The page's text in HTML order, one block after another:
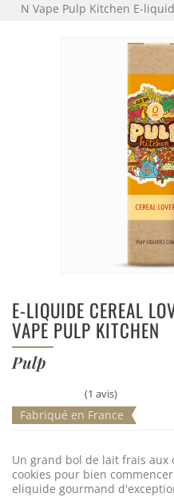
N Vape Pulp Kitchen E-
E-LIQUIDE CEREAL
VAPE PULP KITCHEN
Pulp
(1 avis)
Fabriqué en France
Un grand bol de lait frais aux
cookies pour bien
eliquide gourmand